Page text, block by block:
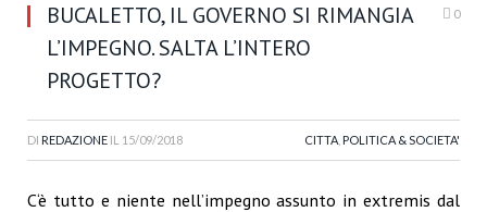
BUCALETTO, IL GOVERNO SI RIMANGIA
L’IMPEGNO. SALTA L’INTERO
PROGETTO?
0
DI REDAZIONE IL 15/09/2018 CITTA POLITICA & SOCIETA'
C‘è tutto e niente nell’impegno assunto in extremis dal